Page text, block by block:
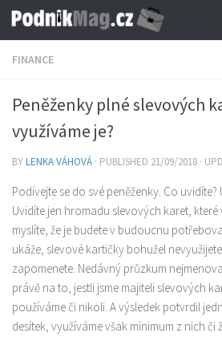
Skip to content
FINANCE
Peněženky plné slevových
využíváme je?
BYLENKA VÁHOVÁ · PUBLISHED 21/09/2018 ·
Podívejte se do své peněženky. Co
Uvidíte jen hromadu slevových karet,
myslíte, že je budete v budoucnu
ukáže, slevové kartičky bohužel
zapomenete. Nedávný průzkum
právě na to, jestli jsme majiteli slevových
používáme či nikoli. A výsledek potvrdil
desítek, využíváme však minimum z nich či